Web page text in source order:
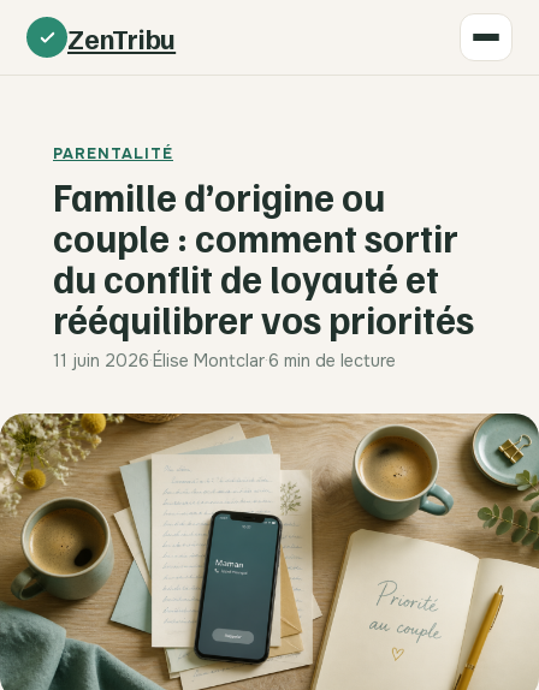
ZenTribu
PARENTALITÉ
Famille d’origine ou
couple : comment sortir
du conflit de loyauté et
rééquilibrer vos priorités
11 juin 2026·Élise Montclar·6 min de lecture